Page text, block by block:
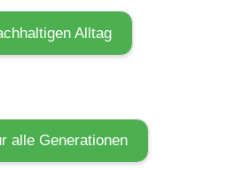
Alltag
alle Generationen